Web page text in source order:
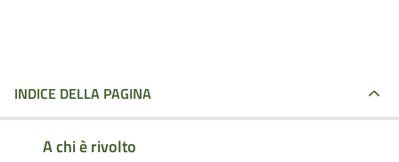
INDICE DELLA PAGINA
A chi è rivolto